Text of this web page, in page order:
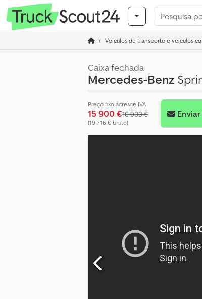
Veículos de transporte e veículos
Caixa fechada
Mercedes-Benz
Preço fixo acresce IVA
15 900 €16 900 €
(19 716 € bruto)